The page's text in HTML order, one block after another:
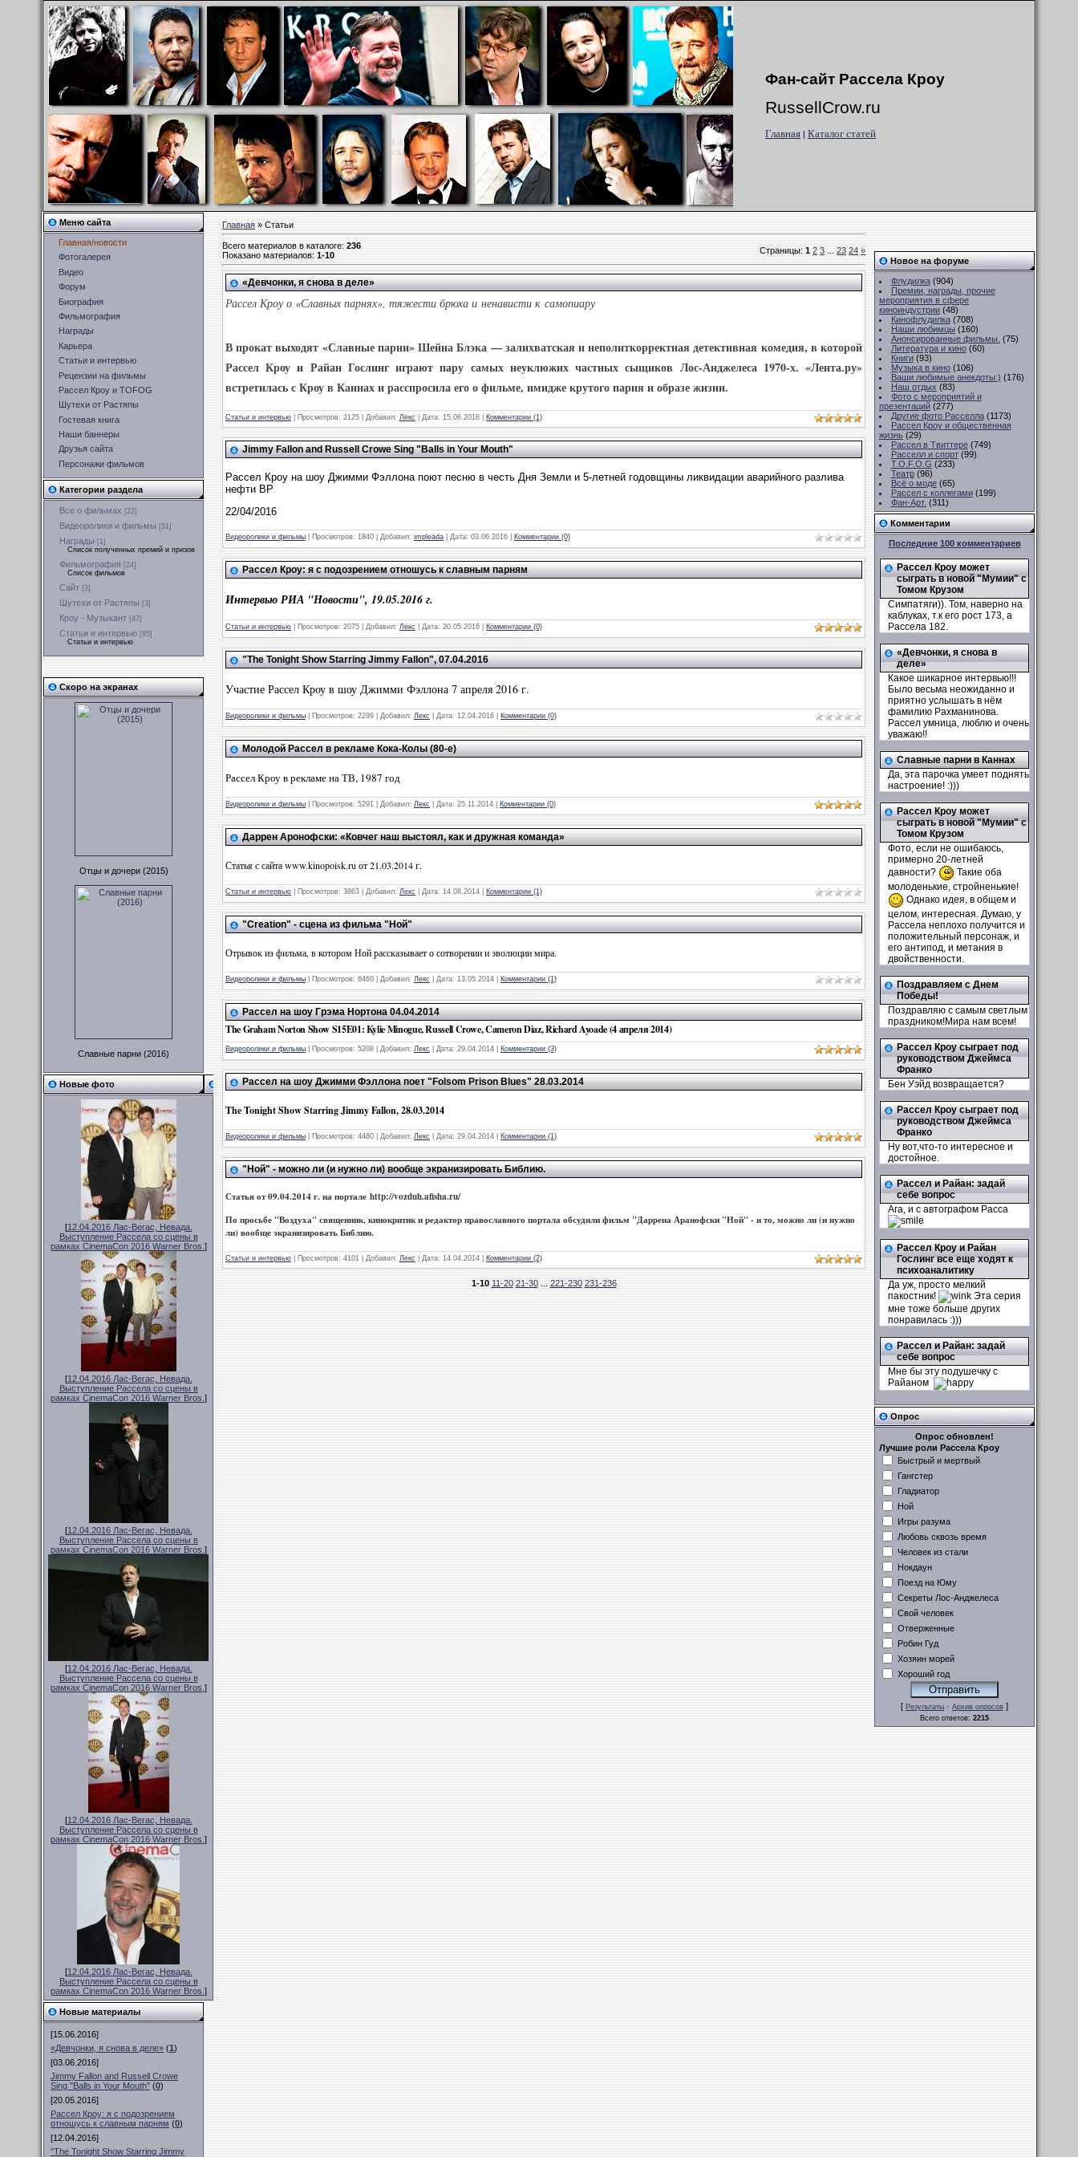
Фан-сайт Рассела Кроу
RussellCrow.ru
Главная | Каталог статей
Меню сайта
Главная/новости
Фотогалерея
Видео
Форум
Биография
Фильмография
Награды
Карьера
Статьи и интервью
Рецензии на фильмы
Рассел Кроу и TOFOG
Шутехи от Растяпы
Гостевая книга
Наши баннеры
Друзья сайта
Персонажи фильмов
Категории раздела
Все о фильмах [22]
Видеоролики и фильмы [51]
Награды [1]
Список полученных премий и призов
Фильмография [24]
Список фильмов
Сайт [3]
Шутехи от Растяпы [3]
Кроу - Музыкант [47]
Статьи и интервью [85]
Статьи и интервью
Скоро на экранах
Отцы и дочери (2015)
Славные парни (2016)
Новые фото
[12.04.2016 Лас-Вегас, Невада.
Выступление Рассела со сцены в
рамках CinemaCon 2016 Warner Bros. ]
[12.04.2016 Лас-Вегас, Невада.
Выступление Рассела со сцены в
рамках CinemaCon 2016 Warner Bros. ]
[12.04.2016 Лас-Вегас, Невада.
Выступление Рассела со сцены в
рамках CinemaCon 2016 Warner Bros. ]
[12.04.2016 Лас-Вегас, Невада.
Выступление Рассела со сцены в
рамках CinemaCon 2016 Warner Bros. ]
[12.04.2016 Лас-Вегас, Невада.
Выступление Рассела со сцены в
рамках CinemaCon 2016 Warner Bros. ]
[12.04.2016 Лас-Вегас, Невада.
Выступление Рассела со сцены в
рамках CinemaCon 2016 Warner Bros. ]
Новые материалы
[15.06.2016]
«Девчонки, я снова в деле» (1)
[03.06.2016]
Jimmy Fallon and Russell Crowe
Sing "Balls in Your Mouth" (0)
[20.05.2016]
Рассел Кроу: я с подозрением
отношусь к славным парням (0)
[12.04.2016]
"The Tonight Show Starring Jimmy
Главная»Статьи
Всего материалов в каталоге:236
Показано материалов:1-10 Страницы:1 2 3 ... 23 24 »
«Девчонки, я снова в деле»
Рассел Кроу о «Славных парнях», тяжести брюха и ненависти к самопиару
В прокат выходят «Славные парни» Шейна Блэка — залихватская и неполиткорректная детективная комедия, в которой
Рассел Кроу и Райан Гослинг играют пару самых неуклюжих частных сыщиков Лос-Анджелеса 1970-х. «Лента.ру»
встретилась с Кроу в Каннах и расспросила его о фильме, имидже крутого парня и образе жизни.
Статьи и интервью Просмотров: 2125 Добавил: Лекс Дата: 15.06.2016 Комментарии (1)
Jimmy Fallon and Russell Crowe Sing "Balls in Your Mouth"
Рассел Кроу на шоу Джимми Фэллона поют песню в честь Дня Земли и 5-летней годовщины ликвидации аварийного разлива
нефти BP
22/04/2016
Видеоролики и фильмы Просмотров: 1840 Добавил: impleada Дата: 03.06.2016 Комментарии (0)
Рассел Кроу: я с подозрением отношусь к славным парням
Интервью РИА "Новости", 19.05.2016 г.
Статьи и интервью Просмотров: 2075 Добавил: Лекс Дата: 20.05.2016 Комментарии (0)
"The Tonight Show Starring Jimmy Fallon", 07.04.2016
Участие Рассел Кроу в шоу Джимми Фэллона 7 апреля 2016 г.
Видеоролики и фильмы Просмотров: 2299 Добавил: Лекс Дата: 12.04.2016 Комментарии (0)
Молодой Рассел в рекламе Кока-Колы (80-е)
Рассел Кроу в рекламе на ТВ, 1987 год
Видеоролики и фильмы Просмотров: 5291 Добавил: Лекс Дата: 25.11.2014 Комментарии (0)
Даррен Аронофски: «Ковчег наш выстоял, как и дружная команда»
Статья с сайта www.kinopoisk.ru от 21.03.2014 г.
Статьи и интервью Просмотров: 3863 Добавил: Лекс Дата: 14.08.2014 Комментарии (1)
"Creation" - сцена из фильма "Ной"
Отрывок из фильма, в котором Ной рассказывает о сотворении и эволюции мира.
Видеоролики и фильмы Просмотров: 6460 Добавил: Лекс Дата: 13.05.2014 Комментарии (1)
Рассел на шоу Грэма Нортона 04.04.2014
The Graham Norton Show S15E01: Kylie Minogue, Russell Crowe, Cameron Diaz, Richard Ayoade (4 апреля 2014)
Видеоролики и фильмы Просмотров: 5208 Добавил: Лекс Дата: 29.04.2014 Комментарии (3)
Рассел на шоу Джимми Фэллона поет "Folsom Prison Blues" 28.03.2014
The Tonight Show Starring Jimmy Fallon, 28.03.2014
Видеоролики и фильмы Просмотров: 4480 Добавил: Лекс Дата: 29.04.2014 Комментарии (1)
"Ной" - можно ли (и нужно ли) вообще экранизировать Библию.
Статья от 09.04.2014 г. на портале http://vozduh.afisha.ru/
По просьбе "Воздуха" священник, кинокритик и редактор православного портала обсудили фильм "Даррена Аранофски "Ной" - и то, можно ли (и нужно
ли) вообще экранизировать Библию.
Статьи и интервью Просмотров: 4101 Добавил: Лекс Дата: 14.04.2014 Комментарии (2)
1-10 11-20 21-30 ... 221-230 231-236
Новое на форуме
Флудилка (904)
Премии, награды, прочие
мероприятия в сфере
киноиндустрии (48)
Кинофлудилка (708)
Наши любимцы (160)
Анонсированные фильмы. (75)
Литература и кино (60)
Книги (93)
Музыка в кино (106)
Ваши любимые анекдоты:) (176)
Наш отдых (83)
Фото с мероприятий и
презентаций (277)
Другие фото Расселла (1173)
Рассел Кроу и общественная
жизнь (29)
Рассел в Твиттере (749)
Расселл и спорт (99)
T.O.F.O.G (233)
Театр (96)
Всё о моде (65)
Рассел с коллегами (199)
Фан-Арт. (311)
Комментарии
Последние 100 комментариев
Рассел Кроу может
сыграть в новой "Мумии" с
Томом Крузом
Симпатяги)). Том, наверно на
каблуках, т.к его рост 173, а
Рассела 182.
«Девчонки, я снова в
деле»
Какое шикарное интервью!!!
Было весьма неожиданно и
приятно услышать в нём
фамилию Рахманинова.
Рассел умница, люблю и очень
уважаю!!
Славные парни в Каннах
Да, эта парочка умеет поднять
настроение! :)))
Рассел Кроу может
сыграть в новой "Мумии" с
Томом Крузом
Фото, если не ошибаюсь,
примерно 20-летней
давности?
Такие оба
молоденькие, стройненькие!
Однако идея, в общем и
целом, интересная. Думаю, у
Рассела неплохо получится и
положительный персонаж, и
его антипод, и метания в
двойственности.
Поздравляем с Днем
Победы!
Поздравляю с самым светлым
праздником!Мира нам всем!
Рассел Кроу сыграет под
руководством Джеймса
Франко
Бен Уэйд возвращается?
Рассел Кроу сыграет под
руководством Джеймса
Франко
Ну вот,что-то интересное и
достойное.
Рассел и Райан: задай
себе вопрос
Ага, и с автографом Расса
Рассел Кроу и Райан
Гослинг все еще ходят к
психоаналитику
Да уж, просто мелкий
пакостник!
Эта серия
мне тоже больше других
понравилась :)))
Рассел и Райан: задай
себе вопрос
Мне бы эту подушечку с
Райаном
Опрос
Опрос обновлен!
Лучшие роли Рассела Кроу
Быстрый и мертвый
Гангстер
Гладиатор
Ной
Игры разума
Любовь сквозь время
Человек из стали
Нокдаун
Поезд на Юму
Секреты Лос-Анджелеса
Свой человек
Отверженные
Робин Гуд
Хозяин морей
Хороший год
[ Результаты · Архив опросов ]
Всего ответов: 2215